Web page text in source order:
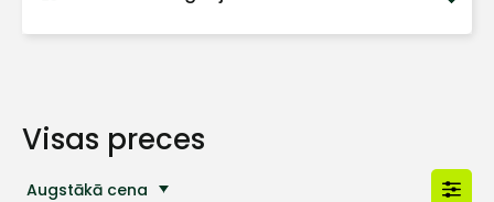
Visas preces
Augstākā cena